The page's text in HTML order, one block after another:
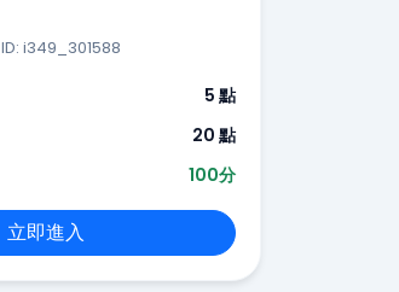
ID: i349_301588
5 點
20 點
100分
立即進入